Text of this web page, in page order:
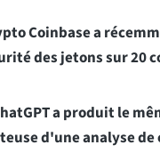
Coinbase a
des jetons sur
a produit le
d'une analyse